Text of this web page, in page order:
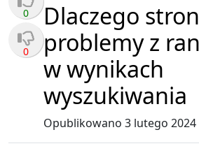
0
0
Dlaczego
problemy z
w wynikach
wyszukiwania
Opublikowano 3 lutego 2024